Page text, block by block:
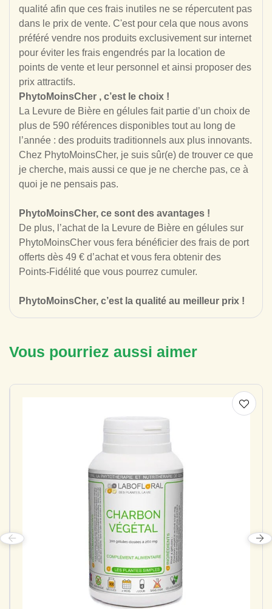
qualité afin que ces frais inutiles ne se répercutent pas
dans le prix de vente. C'est pour cela que nous avons
préféré vendre nos produits exclusivement sur internet
pour éviter les frais engendrés par la location de
points de vente et leur personnel et ainsi proposer des
prix attractifs.
PhytoMoinsCher , c’est le choix !
La Levure de Bière en gélules fait partie d’un choix de
plus de 590 références disponibles tout au long de
l’année : des produits traditionnels aux plus innovants.
Chez PhytoMoinsCher, je suis sûr(e) de trouver ce que
je cherche, mais aussi ce que je ne cherche pas, ce à
quoi je ne pensais pas.
PhytoMoinsCher, ce sont des avantages !
De plus, l’achat de la Levure de Bière en gélules sur
PhytoMoinsCher vous fera bénéficier des frais de port
offerts dès 49 € d’achat et vous fera obtenir des
Points-Fidélité que vous pourrez cumuler.
PhytoMoinsCher, c’est la qualité au meilleur prix !
Vous pourriez aussi aimer